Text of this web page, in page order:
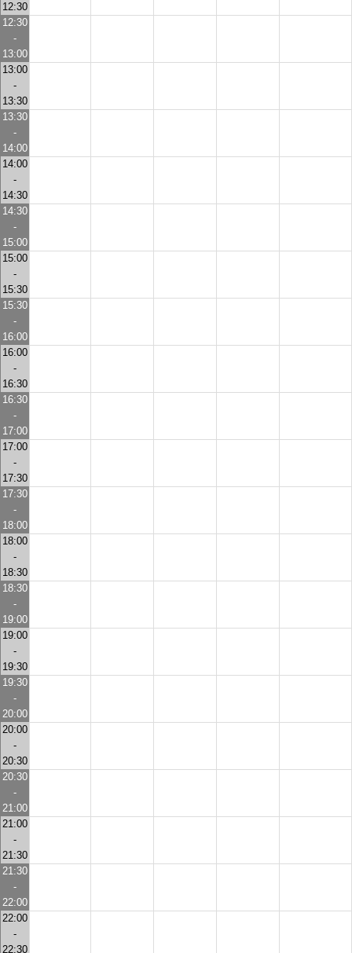
12:30
12:30
-
13:00
13:00
-
13:30
13:30
-
14:00
14:00
-
14:30
14:30
-
15:00
15:00
-
15:30
15:30
-
16:00
16:00
-
16:30
16:30
-
17:00
17:00
-
17:30
17:30
-
18:00
18:00
-
18:30
18:30
-
19:00
19:00
-
19:30
19:30
-
20:00
20:00
-
20:30
20:30
-
21:00
21:00
-
21:30
21:30
-
22:00
22:00
-
22:30